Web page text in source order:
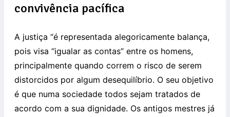
convivência pacífica
A justiça “é representada alegoricamente balança,
pois visa “igualar as contas” entre os homens,
principalmente quando correm o risco de serem
distorcidos por algum desequilíbrio. O seu objetivo
é que numa sociedade todos sejam tratados de
acordo com a sua dignidade. Os antigos mestres já